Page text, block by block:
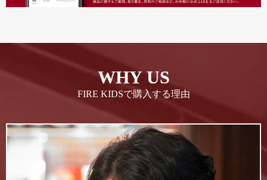
WHY US
FIRE KIDSで購入する理由